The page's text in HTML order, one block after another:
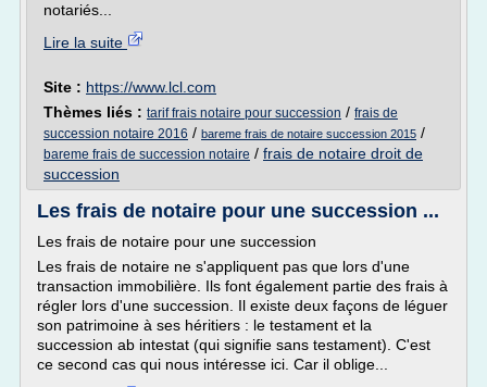
notariés...
Lire la suite
Site : https://www.lcl.com
Thèmes liés : tarif frais notaire pour succession / frais de
succession notaire 2016 / bareme frais de notaire succession 2015 /
bareme frais de succession notaire / frais de notaire droit de
succession
Les frais de notaire pour une succession ...
Les frais de notaire pour une succession
Les frais de notaire ne s'appliquent pas que lors d'une
transaction immobilière. Ils font également partie des frais à
régler lors d'une succession. Il existe deux façons de léguer
son patrimoine à ses héritiers : le testament et la
succession ab intestat (qui signifie sans testament). C'est
ce second cas qui nous intéresse ici. Car il oblige...